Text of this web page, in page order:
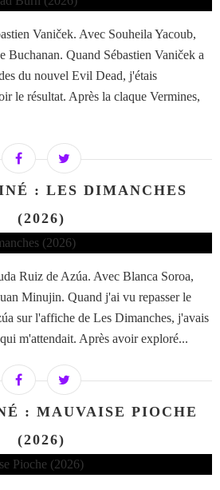
Vaniček. Avec Souheila Yacoub,
Buchanan. Quand Sébastien Vaniček a
du nouvel Evil Dead, j'étais
le résultat. Après la claque Vermines,
: LES DIMANCHES
(2026)
Ruiz de Azúa. Avec Blanca Soroa,
Minujin. Quand j'ai vu repasser le
sur l'affiche de Les Dimanches, j'avais
m'attendait. Après avoir exploré...
: MAUVAISE PIOCHE
(2026)